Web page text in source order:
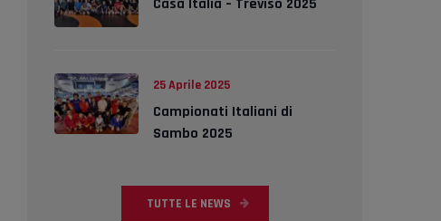
Casa Italia – Treviso 2025
25 Aprile 2025
Campionati Italiani di
Sambo 2025
TUTTE LE NEWS